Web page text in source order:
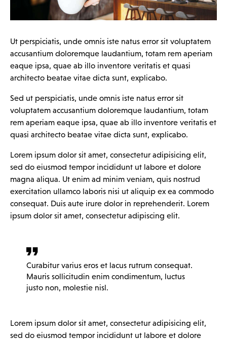
Ut perspiciatis, unde omnis iste natus error sit voluptatem
accusantium doloremque laudantium, totam rem aperiam
eaque ipsa, quae ab illo inventore veritatis et quasi
architecto beatae vitae dicta sunt, explicabo.
Sed ut perspiciatis, unde omnis iste natus error sit
voluptatem accusantium doloremque laudantium, totam
rem aperiam eaque ipsa, quae ab illo inventore veritatis et
quasi architecto beatae vitae dicta sunt, explicabo.
Lorem ipsum dolor sit amet, consectetur adipisicing elit,
sed do eiusmod tempor incididunt ut labore et dolore
magna aliqua. Ut enim ad minim veniam, quis nostrud
exercitation ullamco laboris nisi ut aliquip ex ea commodo
consequat. Duis aute irure dolor in reprehenderit. Lorem
ipsum dolor sit amet, consectetur adipiscing elit.
Curabitur varius eros et lacus rutrum consequat.
Mauris sollicitudin enim condimentum, luctus
justo non, molestie nisl.
Lorem ipsum dolor sit amet, consectetur adipisicing elit,
sed do eiusmod tempor incididunt ut labore et dolore